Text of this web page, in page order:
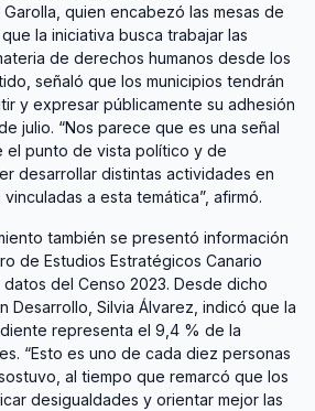
quien encabezó las mesas de
la iniciativa busca trabajar las
de derechos humanos desde los
señaló que los municipios tendrán
y expresar públicamente su adhesión
julio. “Nos parece que es una señal
el punto de vista político y de
desarrollar distintas actividades en
a esta temática”, afirmó.
también se presentó información
de Estudios Estratégicos Canario
datos del Censo 2023. Desde dicho
Desarrollo, Silvia Álvarez, indicó que la
representa el 9,4 % de la
“Esto es uno de cada diez personas
al tiempo que remarcó que los
desigualdades y orientar mejor las